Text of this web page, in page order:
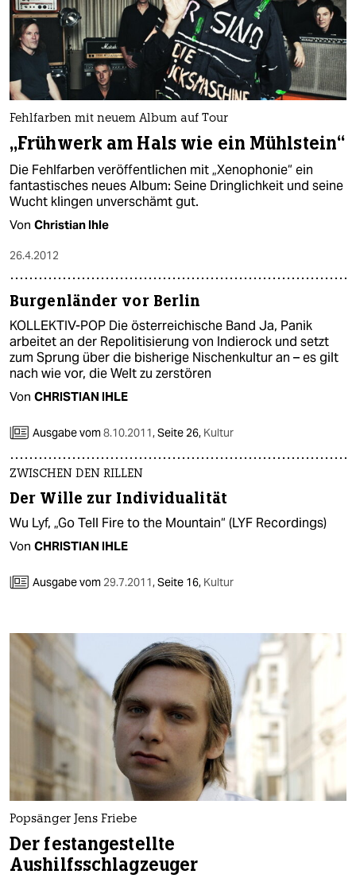
Fehlfarben mit neuem Album auf Tour
„Frühwerk am Hals wie ein Mühlstein“
Die Fehlfarben veröffentlichen mit „Xenophonie“ ein
fantastisches neues Album: Seine Dringlichkeit und seine
Wucht klingen unverschämt gut.
Von Christian Ihle
26.4.2012
Burgenländer vor Berlin
KOLLEKTIV-POP Die österreichische Band Ja, Panik
arbeitet an der Repolitisierung von Indierock und setzt
zum Sprung über die bisherige Nischenkultur an – es gilt
nach wie vor, die Welt zu zerstören
Von CHRISTIAN IHLE
Ausgabe vom8.10.2011,Seite 26, Kultur
ZWISCHEN DEN RILLEN
Der Wille zur Individualität
Wu Lyf, „Go Tell Fire to the Mountain“ (LYF Recordings)
Von CHRISTIAN IHLE
Ausgabe vom 29.7.2011,Seite 16, Kultur
Popsänger Jens Friebe
Der festangestellte
Aushilfsschlagzeuger